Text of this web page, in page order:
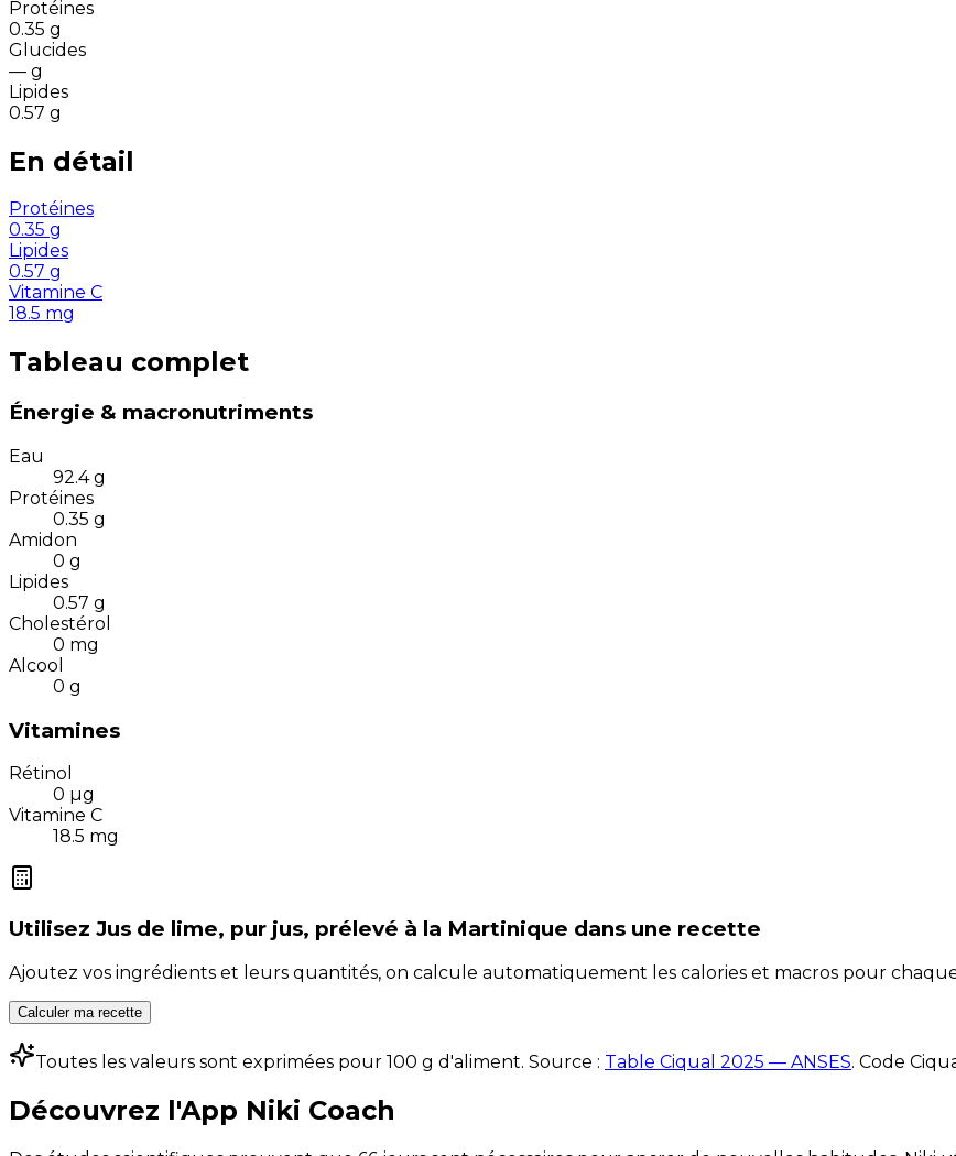
Protéines
0.35 g
Glucides
— g
Lipides
0.57 g
En détail
Protéines
0.35 g
Lipides
0.57 g
Vitamine C
18.5 mg
Tableau complet
Énergie & macronutriments
Eau
92.4 g
Protéines
0.35 g
Amidon
0 g
Lipides
0.57 g
Cholestérol
0 mg
Alcool
0 g
Vitamines
Rétinol
0 µg
Vitamine C
18.5 mg
Utilisez Jus de lime, pur jus, prélevé à la Martinique dans une recette
Ajoutez vos ingrédients et leurs quantités, on calcule automatiquement les calories et macros pour
Calculer ma recette
Toutes les valeurs sont exprimées pour 100 g d'aliment. Source : Table Ciqual 2025 — ANSES. Code
Découvrez l'App Niki Coach